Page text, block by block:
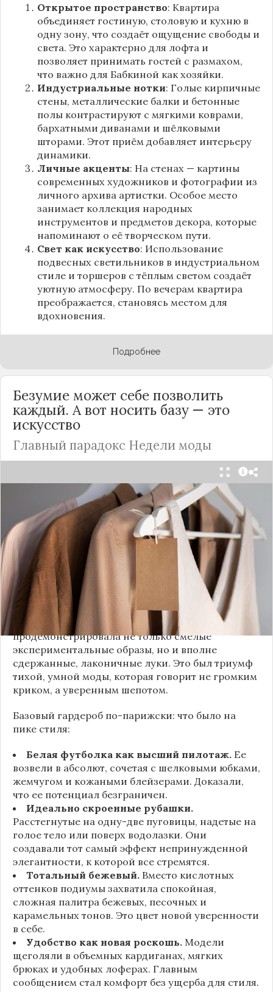
Открытое пространство: Квартира
объединяет гостиную, столовую и кухню в
одну зону, что создаёт ощущение свободы и
света. Это характерно для лофта и
позволяет принимать гостей с размахом,
что важно для Бабкиной как хозяйки.
Индустриальные нотки: Голые кирпичные
стены, металлические балки и бетонные
полы контрастируют с мягкими коврами,
бархатными диванами и шёлковыми
шторами. Этот приём добавляет интерьеру
динамики.
Личные акценты: На стенах — картины
современных художников и фотографии из
личного архива артистки. Особое место
занимает коллекция народных
инструментов и предметов декора, которые
напоминают о её творческом пути.
Свет как искусство: Использование
подвесных светильников в индустриальном
стиле и торшеров с тёплым светом создаёт
уютную атмосферу. По вечерам квартира
преображается, становясь местом для
вдохновения.
Подробнее
Безумие может себе позволить
каждый. А вот носить базу — это
искусство
Главный парадокс Недели моды
Принято считать, что Неделя моды в Париже —
это исключительно про безумные тренды, на
которые обычный человек посмотрит с
недоумением. Но самый интересный тренд этого
сезона был обращен к реальной жизни. Показы
доказали: истинная роскошь и мастерство стиля
заключаются не в эпатаже, а в виртуозном
владении базовыми вещами.
Как тонко подметила автор канала «Деловая
косметичка», завершившаяся неделя моды
продемонстрировала не только смелые
экспериментальные образы, но и вполне
сдержанные, лаконичные луки. Это был триумф
тихой, умной моды, которая говорит не громким
криком, а уверенным шепотом.
Базовый гардероб по-парижски: что было на
пике стиля:
Белая футболка как высший пилотаж. Ее
возвели в абсолют, сочетая с шелковыми юбками,
жемчугом и кожаными блейзерами. Доказали,
что ее потенциал безграничен.
Идеально скроенные рубашки.
Расстегнутые на одну-две пуговицы, надетые на
голое тело или поверх водолазки. Они
создавали тот самый эффект непринужденной
элегантности, к которой все стремятся.
Тотальный бежевый. Вместо кислотных
оттенков подиумы захватила спокойная,
сложная палитра бежевых, песочных и
карамельных тонов. Это цвет новой уверенности
в себе.
Удобство как новая роскошь. Модели
щеголяли в объемных кардиганах, мягких
брюках и удобных лоферах. Главным
сообщением стал комфорт без ущерба для стиля.